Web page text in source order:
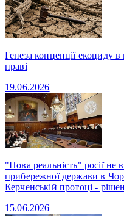
Генеза концепції екоциду
праві
19.06.2026
"Нова реальність" росії не
прибережної держави в
Керченській протоці -
15.06.2026